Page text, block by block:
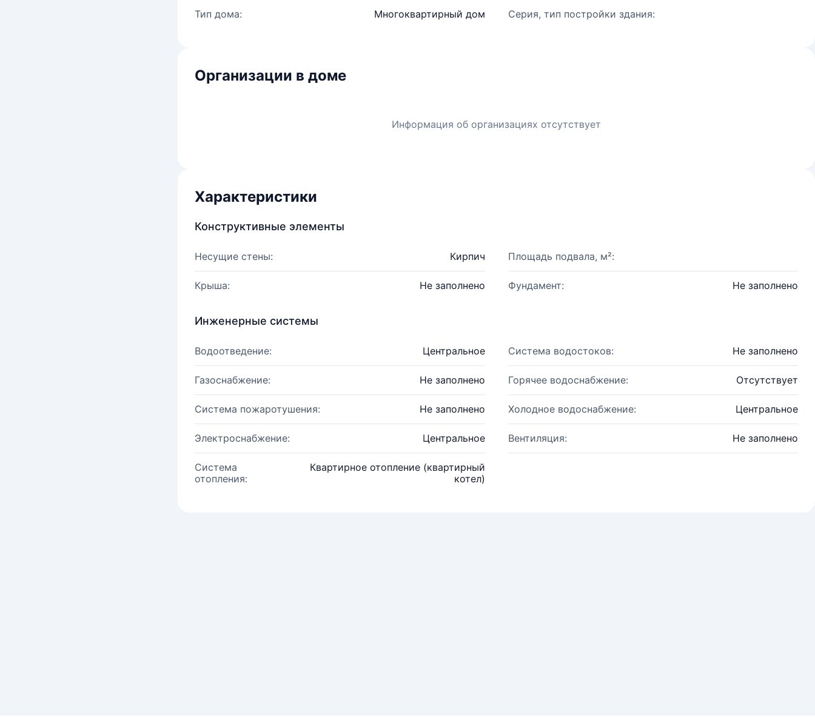
Тип дома: Многоквартирный дом Серия, тип постройки здания:
Организации в доме
Информация об организациях отсутствует
Характеристики
Конструктивные элементы
Несущие стены: Кирпич Площадь подвала, м²:
Крыша: Не заполнено Фундамент: Не заполнено
Инженерные системы
Водоотведение: Центральное Система водостоков: Не заполнено
Газоснабжение: Не заполнено Горячее водоснабжение: Отсутствует
Система пожаротушения: Не заполнено Холодное водоснабжение: Центральное
Электроснабжение: Центральное Вентиляция: Не заполнено
Система
отопления:
Квартирное отопление (квартирный
котел)